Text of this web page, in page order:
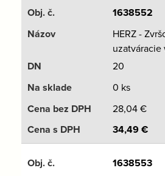
1638552
HERZ -
20
0 ks
28,04€
34,49€
1638553